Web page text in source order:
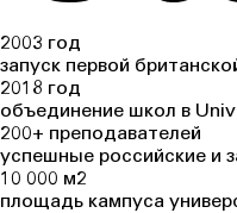
2003 год
запуск первой
2018 год
объединение школ в
200+ преподавателей
успешные российские и
10 000 м2
площадь кампуса